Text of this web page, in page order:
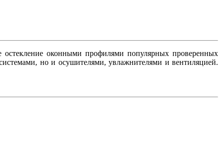
оконными профилями популярных проверенных
но и осушителями, увлажнителями и вентиляцией.